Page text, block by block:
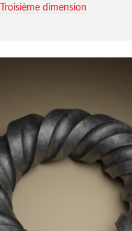
Troisième dimension